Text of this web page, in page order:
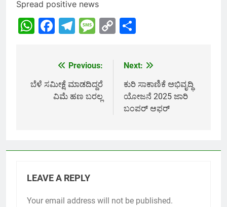
Spread positive news
WhatsApp
Facebook
Telegram
Message
Copy
navigation
Previous:
ಬೆಳೆ ಸಮೀಕ್ಷೆ ಮಾಡದಿದ್ದರೆ
ವಿಮೆ ಹಣ ಬರಲ್ಲ
Next:
ಕುರಿ ಸಾಕಾಣಿಕೆ ಅಭಿವೃದ್ಧಿ
ಯೋಜನೆ 2025 ಜಾರಿ
ಬಂಪರ್ ಆಫರ್
LEAVE A REPLY
Your email address will not be published.